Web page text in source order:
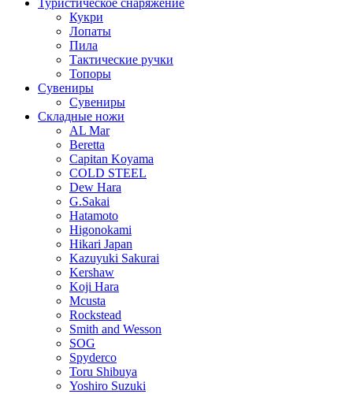
Туристическое снаряжение
Кукри
Лопаты
Пила
Тактические ручки
Топоры
Сувениры
Сувениры
Складные ножи
AL Mar
Beretta
Capitan Koyama
COLD STEEL
Dew Hara
G.Sakai
Hatamoto
Higonokami
Hikari Japan
Kazuyuki Sakurai
Kershaw
Koji Hara
Mcusta
Rockstead
Smith and Wesson
SOG
Spyderco
Toru Shibuya
Yoshiro Suzuki